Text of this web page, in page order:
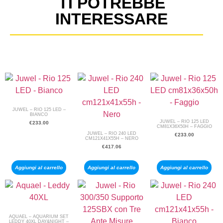
INTERESSARE
JUWEL – RIO 125 LED –
BIANCO
€233.00
Aggiungi al carrello
JUWEL – RIO 240 LED
CM121X41X55H – NERO
€417.06
Aggiungi al carrello
JUWEL – RIO 125 LED
CM81X36X50H – FAGGIO
€233.00
Aggiungi al carrello
AQUAEL – AQUARIUM SET
LEDDY 40XL DAY&NIGHT –